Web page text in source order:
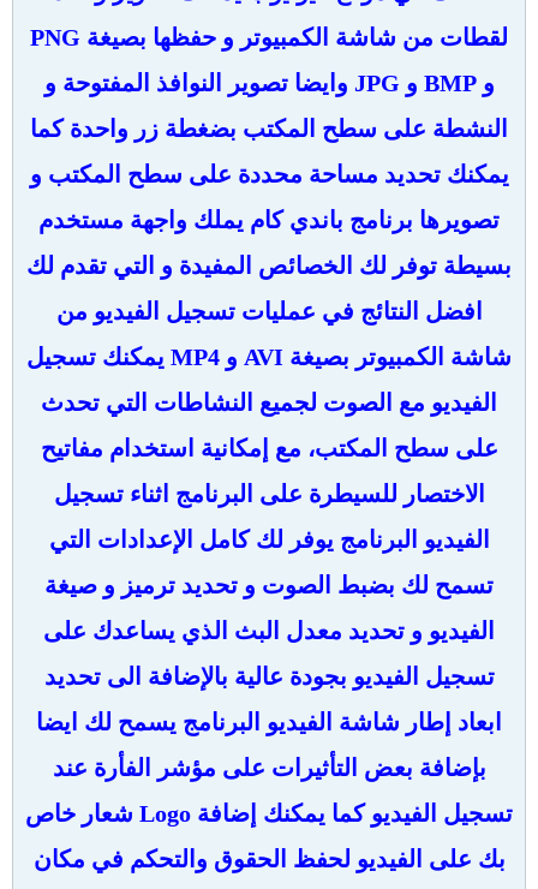
لقطات من شاشة الكمبيوتر و حفظها بصيغة PNG
و BMP و JPG وايضا تصوير النوافذ المفتوحة و
النشطة على سطح المكتب بضغطة زر واحدة كما
يمكنك تحديد مساحة محددة على سطح المكتب و
تصويرها برنامج باندي كام يملك واجهة مستخدم
بسيطة توفر لك الخصائص المفيدة و التي تقدم لك
افضل النتائج في عمليات تسجيل الفيديو من
شاشة الكمبيوتر بصيغة AVI و MP4 يمكنك تسجيل
الفيديو مع الصوت لجميع النشاطات التي تحدث
على سطح المكتب، مع إمكانية استخدام مفاتيح
الاختصار للسيطرة على البرنامج اثناء تسجيل
الفيديو البرنامج يوفر لك كامل الإعدادات التي
تسمح لك بضبط الصوت و تحديد ترميز و صيغة
الفيديو و تحديد معدل البث الذي يساعدك على
تسجيل الفيديو بجودة عالية بالإضافة الى تحديد
ابعاد إطار شاشة الفيديو البرنامج يسمح لك ايضا
بإضافة بعض التأثيرات على مؤشر الفأرة عند
تسجيل الفيديو كما يمكنك إضافة Logo شعار خاص
بك على الفيديو لحفظ الحقوق والتحكم في مكان